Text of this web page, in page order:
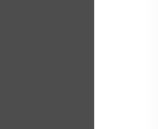
หนา 6 มิล